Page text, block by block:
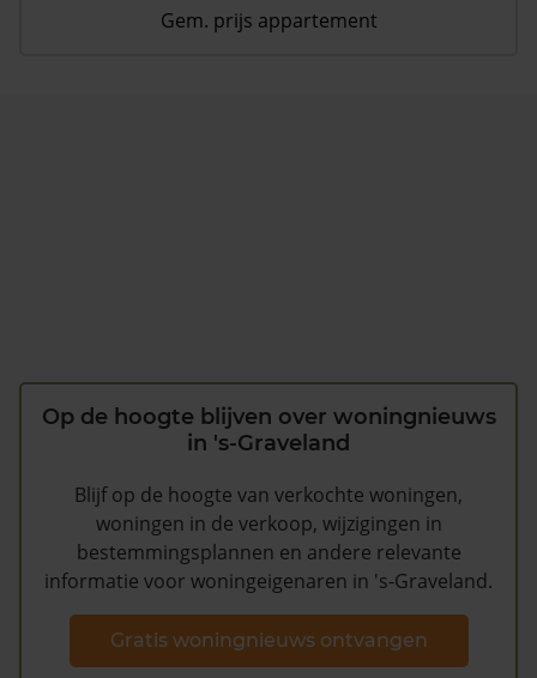
Gem. prijs appartement
Op de hoogte blijven over woningnieuws
in 's-Graveland
Blijf op de hoogte van verkochte woningen,
woningen in de verkoop, wijzigingen in
bestemmingsplannen en andere relevante
informatie voor woningeigenaren in 's-Graveland.
Gratis woningnieuws ontvangen